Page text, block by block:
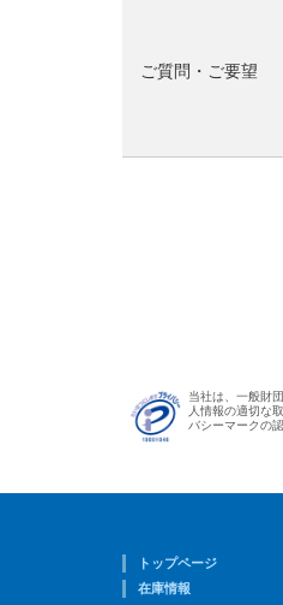
ご質問・ご要望
トップページ
在庫情報
当社は、一般財
人情報の適切な
バシーマークの